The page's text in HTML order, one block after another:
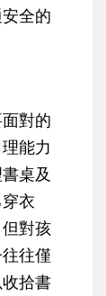
全的
對的
能力
桌及
衣
對孩
往僅
拾書